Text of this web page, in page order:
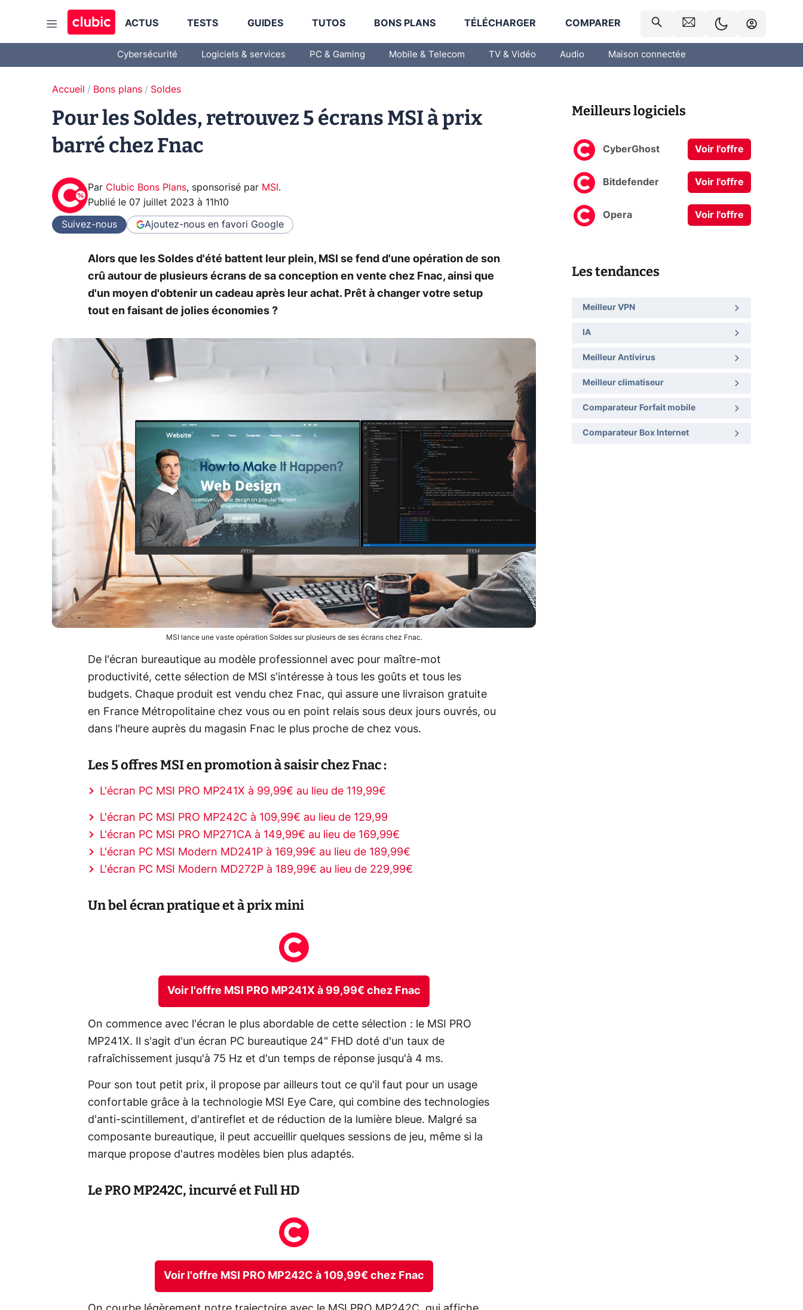
ACTUS TESTS GUIDES TUTOS BONS PLANS TÉLÉCHARGER COMPARER
Cybersécurité Logiciels & services PC & Gaming Mobile & Telecom TV & Vidéo Audio Maison connectée
Accueil Bons plans Soldes
Pour les Soldes, retrouvez 5 écrans MSI à prix
barré chez Fnac
Par Clubic Bons Plans, sponsorisé par MSI .
Publié le 07 juillet 2023 à 11h10
Suivez-nous Ajoutez-nous en favori Google
Alors que les Soldes d'été battent leur plein, MSI se fend d'une opération de son
crû autour de plusieurs écrans de sa conception en vente chez Fnac, ainsi que
d'un moyen d'obtenir un cadeau après leur achat. Prêt à changer votre setup
tout en faisant de jolies économies ?
MSI lance une vaste opération Soldes sur plusieurs de ses écrans chez Fnac.
De l'écran bureautique au modèle professionnel avec pour maître-mot
productivité, cette sélection de MSI s'intéresse à tous les goûts et tous les
budgets. Chaque produit est vendu chez Fnac, qui assure une livraison gratuite
en France Métropolitaine chez vous ou en point relais sous deux jours ouvrés, ou
dans l'heure auprès du magasin Fnac le plus proche de chez vous.
Les 5 offres MSI en promotion à saisir chez Fnac :
L'écran PC MSI PRO MP241X à 99,99€ au lieu de 119,99€
L'écran PC MSI PRO MP242C à 109,99€ au lieu de 129,99
L'écran PC MSI PRO MP271CA à 149,99€ au lieu de 169,99€
L'écran PC MSI Modern MD241P à 169,99€ au lieu de 189,99€
L'écran PC MSI Modern MD272P à 189,99€ au lieu de 229,99€
Un bel écran pratique et à prix mini
Voir l'offre MSI PRO MP241X à 99,99€ chez Fnac
On commence avec l'écran le plus abordable de cette sélection : le MSI PRO
MP241X. Il s'agit d'un écran PC bureautique 24" FHD doté d'un taux de
rafraîchissement jusqu'à 75 Hz et d'un temps de réponse jusqu'à 4 ms.
Pour son tout petit prix, il propose par ailleurs tout ce qu'il faut pour un usage
confortable grâce à la technologie MSI Eye Care, qui combine des technologies
d'anti-scintillement, d'antireflet et de réduction de la lumière bleue. Malgré sa
composante bureautique, il peut accueillir quelques sessions de jeu, même si la
marque propose d'autres modèles bien plus adaptés.
Le PRO MP242C, incurvé et Full HD
Voir l'offre MSI PRO MP242C à 109,99€ chez Fnac
Meilleurs logiciels
CyberGhost Voir l'offre
Bitdefender Voir l'offre
Opera Voir l'offre
Les tendances
Meilleur VPN
IA
Meilleur Antivirus
Meilleur climatiseur
Comparateur Forfait mobile
Comparateur Box Internet